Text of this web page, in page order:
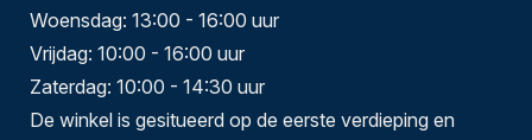
Woensdag: 13:00 - 16:00 uur
Vrijdag: 10:00 - 16:00 uur
Zaterdag: 10:00 - 14:30 uur
De winkel is gesitueerd op de eerste verdieping en